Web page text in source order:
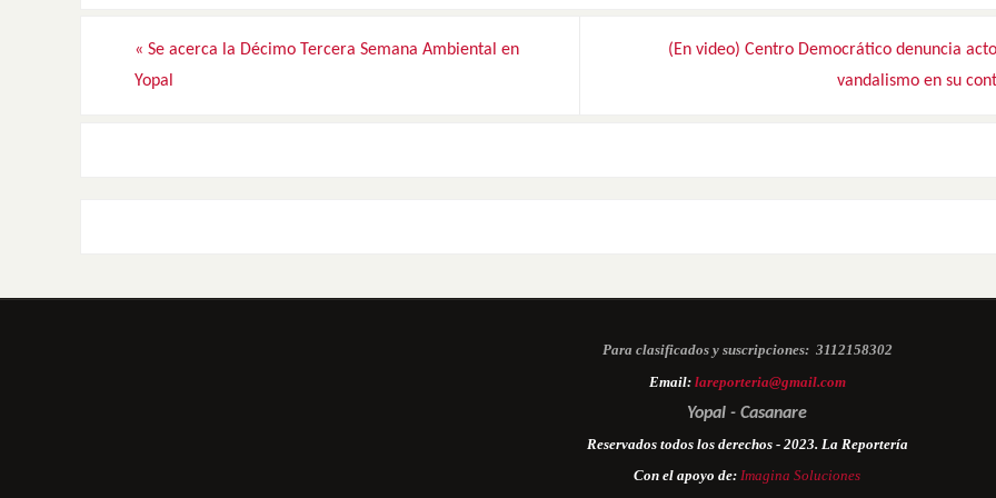
« Se acerca la Décimo Tercera Semana Ambiental en
Yopal
(En video) Centro Democrático denuncia
vandalismo en su
Para clasificados y suscripciones: 3112158302
Email: lareporteria@gmail.com
Yopal - Casanare
Reservados todos los derechos - 2023. La Reportería
Con el apoyo de: Imagina Soluciones